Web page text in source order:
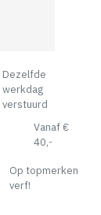
Dezelfde
werkdag
verstuurd
Vanaf €
40,-
Op topmerken
verf!